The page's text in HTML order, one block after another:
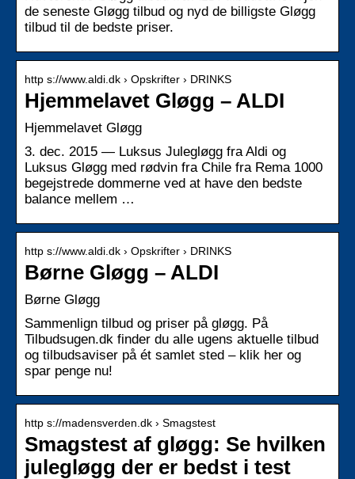
de seneste Gløgg tilbud og nyd de billigste Gløgg
tilbud til de bedste priser.
http s://www.aldi.dk › Opskrifter › DRINKS
Hjemmelavet Gløgg – ALDI
Hjemmelavet Gløgg
3. dec. 2015 — Luksus Julegløgg fra Aldi og
Luksus Gløgg med rødvin fra Chile fra Rema 1000
begejstrede dommerne ved at have den bedste
balance mellem …
http s://www.aldi.dk › Opskrifter › DRINKS
Børne Gløgg – ALDI
Børne Gløgg
Sammenlign tilbud og priser på gløgg. På
Tilbudsugen.dk finder du alle ugens aktuelle tilbud
og tilbudsaviser på ét samlet sted – klik her og
spar penge nu!
http s://madensverden.dk › Smagstest
Smagstest af gløgg: Se hvilken
julegløgg der er bedst i test